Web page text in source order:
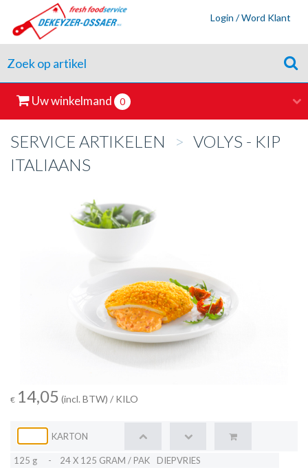
Login / Word Klant
Uw winkelmand 0
SERVICE ARTIKELEN > VOLYS - KIP
ITALIAANS
€ 14,05 (incl. BTW) / KILO
KARTON
125 g - 24 X 125 GRAM / PAK DIEPVRIES